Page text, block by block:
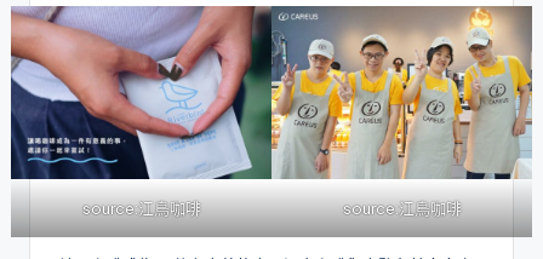
source:江鳥咖啡 source:江鳥咖啡